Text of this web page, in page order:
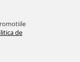
de